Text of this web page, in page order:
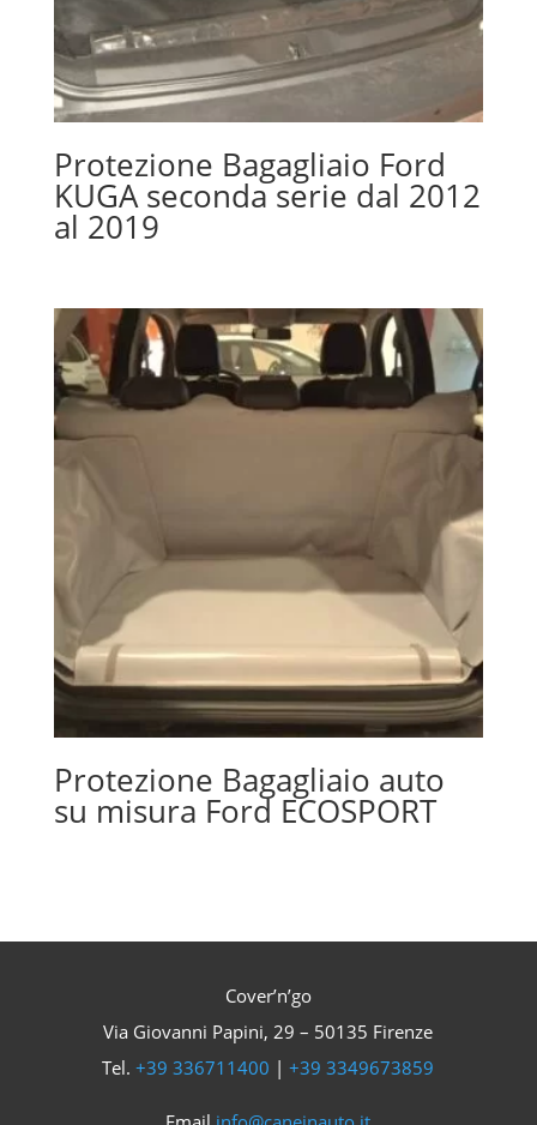
Protezione Bagagliaio Ford
KUGA seconda serie dal 2012
al 2019
Protezione Bagagliaio auto
su misura Ford ECOSPORT
Cover’n’go
Via Giovanni Papini, 29 – 50135 Firenze
Tel.+39 336711400 |+39 3349673859